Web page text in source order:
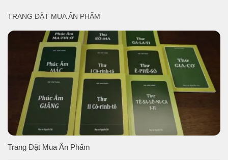
TRANG ĐẶT MUA ẤN PHẨM
Trang Đặt Mua Ấn Phẩm